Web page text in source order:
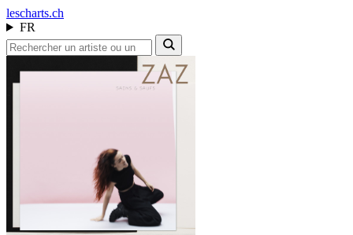
lescharts.ch
FR